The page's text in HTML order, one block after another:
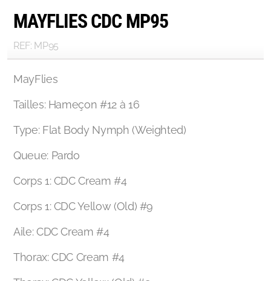
MAYFLIES CDC MP95
REF: MP95
MayFlies
Tailles: Hameçon #12 à 16
Type: Flat Body Nymph (Weighted)
Queue: Pardo
Corps 1: CDC Cream #4
Corps 1: CDC Yellow (Old) #9
Aile: CDC Cream #4
Thorax: CDC Cream #4